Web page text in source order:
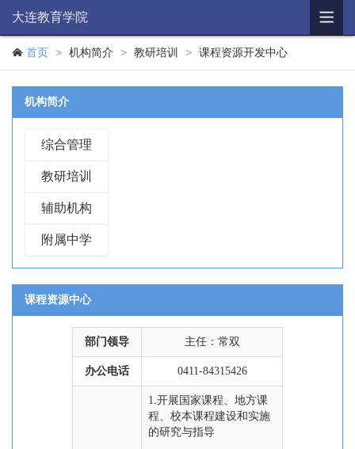
学院概况
机构简介
财务公开
信息公开
大连教育学院 
 首页 > 机构简介 > 教研培训 > 课程资源开发中心
机构简介
综合管理
教研培训
辅助机构
附属中学
课程资源中心
部门领导 主任：常双
办公电话 0411-84315426
1.开展国家课程、地方课
程、校本课程建设和实施
的研究与指导